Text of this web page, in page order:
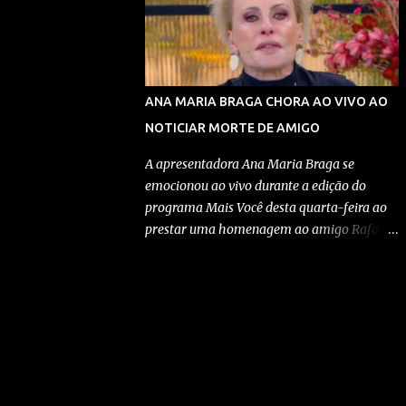
uma arma contra...
primeira-dama Michelle Bolsonaro (PL), que
enfrenta episódios recorrentes de enxaqueca
e poderá precisar de cuidados durante o
período de tratamento. Confira detalhes no
vídeo: A autorização tem como objetivo
especialmente diante de uma eventual
ausência temporária de Michelle Bolsonaro
para acompanhamento médico. A medida
permite que Geovanna Kathleen tenha
acesso ao local para auxiliar nas atividades
ANA MARIA BRAGA CHORA AO VIVO AO
NOTICIAR MORTE DE AMIGO
A apresentadora Ana Maria Braga se
emocionou ao vivo durante a edição do
programa Mais Você desta quarta-feira ao
prestar uma homenagem ao amigo Rafael